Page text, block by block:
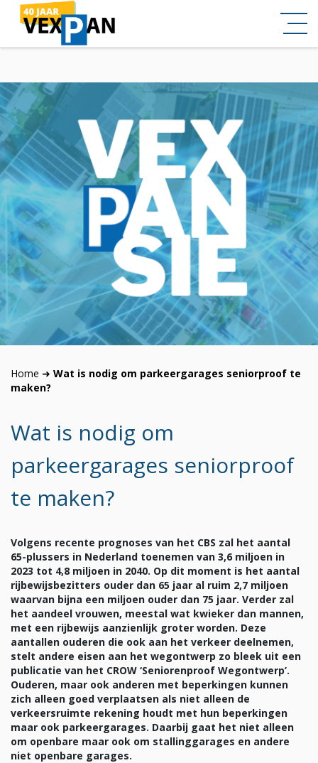
Home ➜ Wat is nodig om parkeergarages seniorproof te
maken?
Wat is nodig om
parkeergarages seniorproof
te maken?
Volgens recente prognoses van het CBS zal het aantal
65-plussers in Nederland toenemen van 3,6 miljoen in
2023 tot 4,8 miljoen in 2040. Op dit moment is het aantal
rijbewijsbezitters ouder dan 65 jaar al ruim 2,7 miljoen
waarvan bijna een miljoen ouder dan 75 jaar. Verder zal
het aandeel vrouwen, meestal wat kwieker dan mannen,
met een rijbewijs aanzienlijk groter worden. Deze
aantallen ouderen die ook aan het verkeer deelnemen,
stelt andere eisen aan het wegontwerp zo bleek uit een
publicatie van het CROW ‘Seniorenproof Wegontwerp’.
Ouderen, maar ook anderen met beperkingen kunnen
zich alleen goed verplaatsen als niet alleen de
verkeersruimte rekening houdt met hun beperkingen
maar ook parkeergarages. Daarbij gaat het niet alleen
om openbare maar ook om stallinggarages en andere
niet openbare garages.